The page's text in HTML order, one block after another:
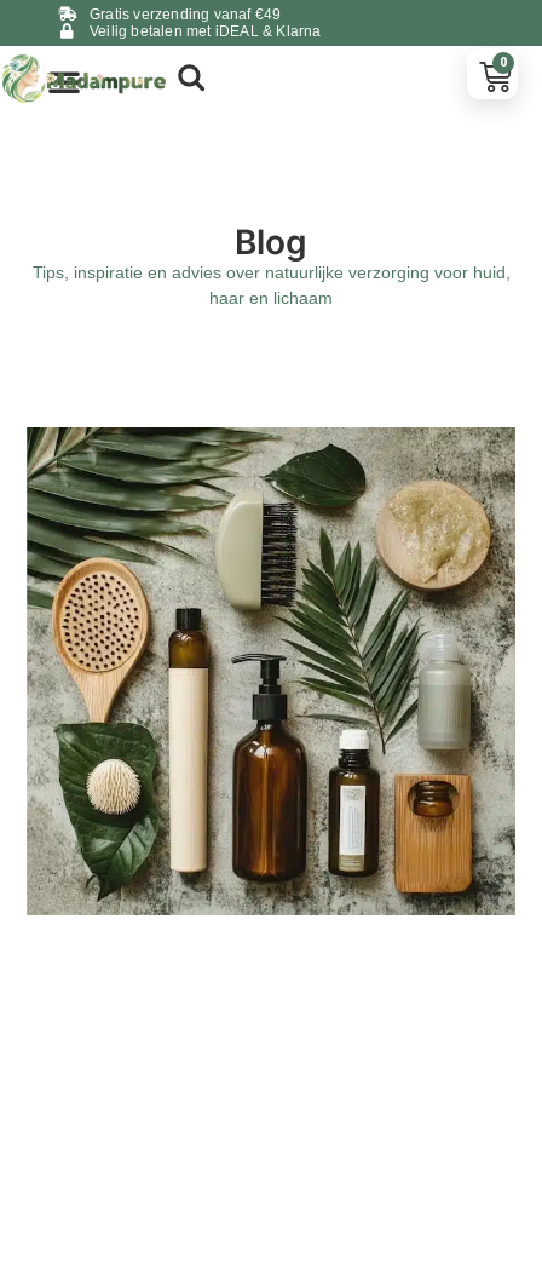
Gratis verzending vanaf €49
Veilig betalen met iDEAL & Klarna
0
Blog
Tips, inspiratie en advies over natuurlijke verzorging voor huid,
haar en lichaam